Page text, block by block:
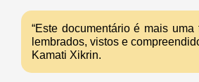
“Este documentário é mais uma
lembrados, vistos e
Kamati Xikrin.